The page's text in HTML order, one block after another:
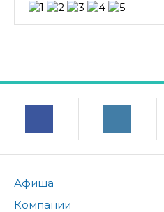
Афиша
Компании